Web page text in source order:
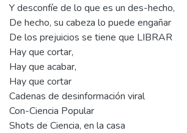
Y desconfíe de lo que es un des-hecho,
De hecho, su cabeza lo puede engañar
De los prejuicios se tiene que LIBRAR
Hay que cortar,
Hay que acabar,
Hay que cortar
Cadenas de desinformación viral
Con-Ciencia Popular
Shots de Ciencia, en la casa